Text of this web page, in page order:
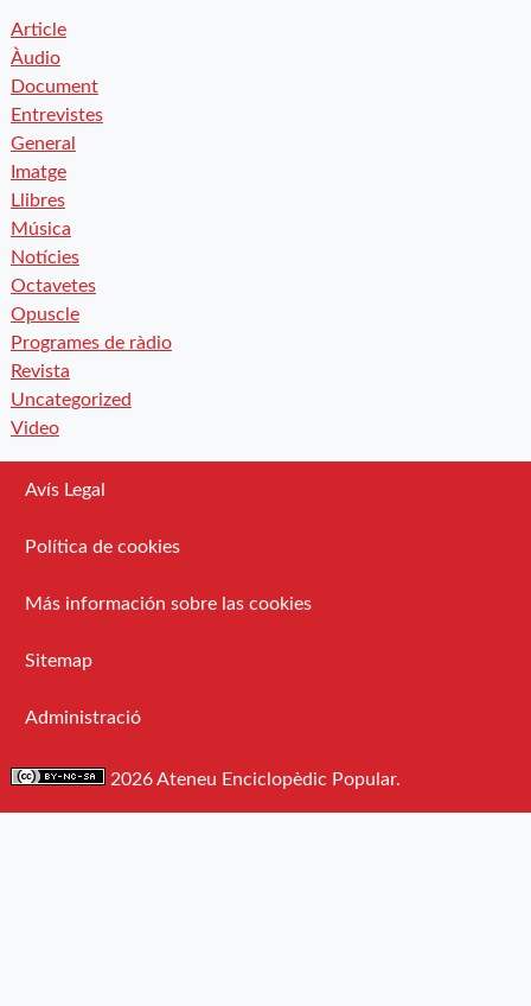
Article
Àudio
Document
Entrevistes
General
Imatge
Llibres
Música
Notícies
Octavetes
Opuscle
Programes de ràdio
Revista
Uncategorized
Video
Avís Legal
Política de cookies
Más información sobre las cookies
Sitemap
Administració
2026 Ateneu Enciclopèdic Popular.